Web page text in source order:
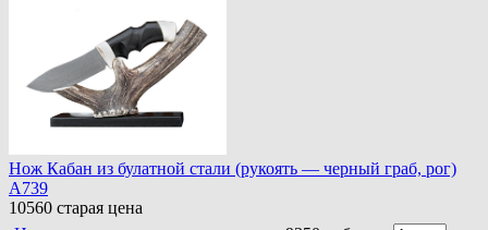
Нож Кабан из булатной стали (рукоять — черный граб, рог)
A739
10560 старая цена